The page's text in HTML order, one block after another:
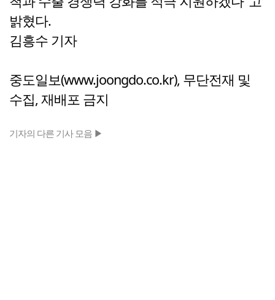
밝혔다.
김흥수 기자
중도일보(www.joongdo.co.kr), 무단전재 및
수집, 재배포 금지
기자의 다른 기사 모음 ▶